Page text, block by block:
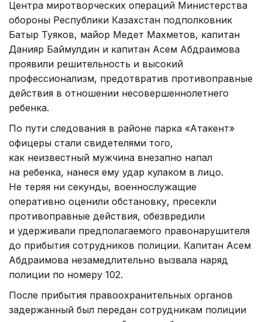
Центра миротворческих операций Министерства
обороны Республики Казахстан подполковник
Батыр Туяков, майор Медет Махметов, капитан
Данияр Баймулдин и капитан Асем Абдраимова
проявили решительность и высокий
профессионализм, предотвратив противоправные
действия в отношении несовершеннолетнего
ребенка.
По пути следования в районе парка «Атакент»
офицеры стали свидетелями того,
как неизвестный мужчина внезапно напал
на ребенка, нанеся ему удар кулаком в лицо.
Не теряя ни секунды, военнослужащие
оперативно оценили обстановку, пресекли
противоправные действия, обезвредили
и удерживали предполагаемого правонарушителя
до прибытия сотрудников полиции. Капитан Асем
Абдраимова незамедлительно вызвала наряд
полиции по номеру 102.
После прибытия правоохранительных органов
задержанный был передан сотрудникам полиции